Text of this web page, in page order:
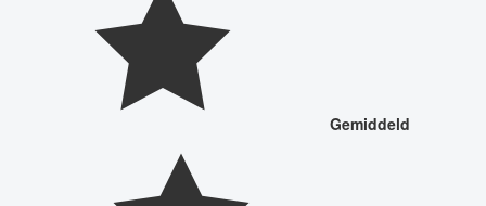
Gemiddeld